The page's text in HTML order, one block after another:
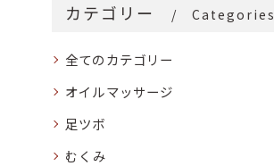
カテゴリー Categories
全てのカテゴリー
オイルマッサージ
足ツボ
むくみ